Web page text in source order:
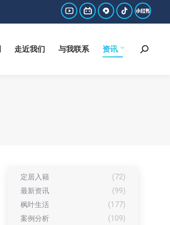
YouTube
opens
哔
哔
西
page
抖
page
小
书
走近我们 与我联系 资讯 Search:
定居入籍
(72)
最新资讯
(99)
枫叶生活
(177)
案例分析
(109)
与我联系 资讯 Search: